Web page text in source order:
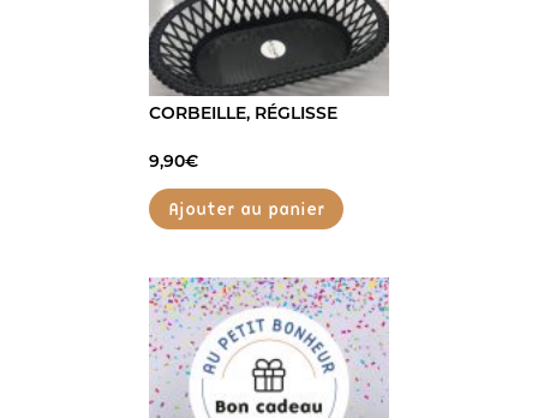
CORBEILLE, RÉGLISSE
9,90€
Ajouter au panier